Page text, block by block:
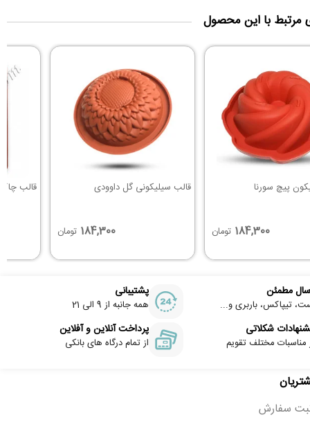
مرتبط با این محصول
پیچ سورنا
184,300 تومان
قالب سیلیکونی گل داوودی
184,300 تومان
قالب چاکلت اورئو سیلیکونی 12 عددی
مطمئن
تیپاکس، باربری و...
پشتیبانی
همه جانبه از 9 الی 21
شکلاتی
مناسبات مختلف تقویم
پرداخت آنلاین و آفلاین
از تمام درگاه های بانکی
سفارش